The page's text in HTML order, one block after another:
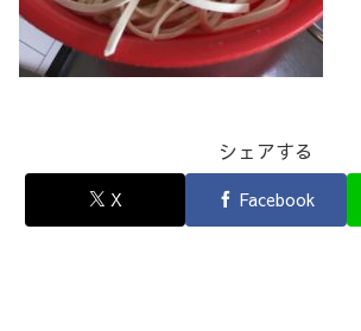
シェアする
X Facebook